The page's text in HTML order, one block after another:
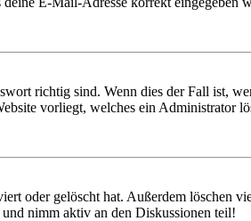
richtig sind. Wenn dies der Fall ist,
vorliegt, welches ein Administrator
oder gelöscht hat. Außerdem löschen
nimm aktiv an den Diskussionen teil!